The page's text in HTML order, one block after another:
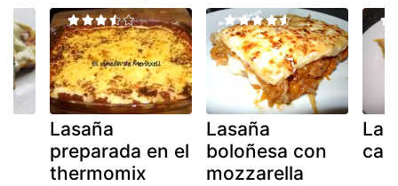
Lasaña
preparada en el
thermomix
Lasaña
boloñesa con
mozzarella